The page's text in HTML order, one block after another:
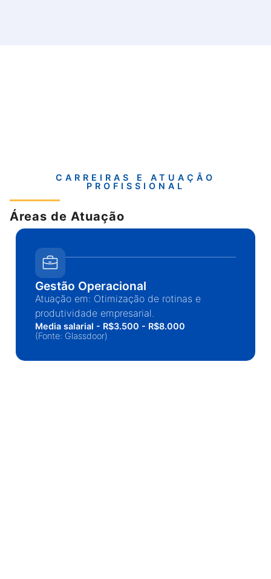
CARREIRAS E ATUAÇÂO
PROFISSIONAL
Áreas de Atuação
Gestão Operacional
Atuação em: Otimização de rotinas e
produtividade empresarial.
Media salarial - R$3.500 - R$8.000
(Fonte: Glassdoor)